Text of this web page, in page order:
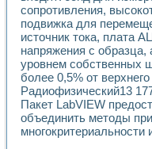
Применение
Создание
Обратный
Устройство
Лабораторный
Стенд для
Система
Модельно-
сопротивления,
подвижка для
источник тока, плата
напряжения с образца,
уровнем собственных
более 0,5% от
Радиофизический13
Пакет LabVIEW
объединить методы
многокритериальности